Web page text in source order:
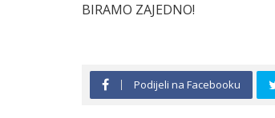
BIRAMO ZAJEDNO!
Podijeli na Facebooku